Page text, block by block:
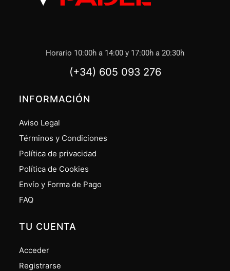
Horario 10:00h a 14:00 y 17:00h a 20:30h
(+34) 605 093 276
INFORMACIÓN
Aviso Legal
Términos y Condiciones
Política de privacidad
Política de Cookies
Envío y Forma de Pago
FAQ
TU CUENTA
Acceder
Registrarse